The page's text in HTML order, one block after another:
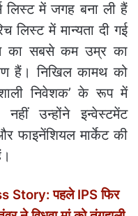
लिस्ट में जगह बना ली हैं
में मान्यता दी गई
का सबसे कम उम्र का
हैं। निखिल कामथ को
निवेशक’ के रूप में
उन्होंने इन्वेस्टमेंट
फाइनेंशियल मार्केट की
Story: पहले IPS फिर